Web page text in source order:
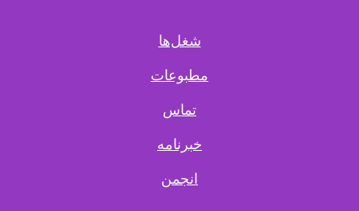
شغل‌ها
مطبوعات
تماس
خبرنامه
انجمن